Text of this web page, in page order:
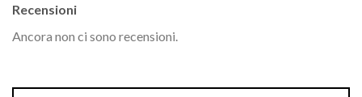
Recensioni
Ancora non ci sono recensioni.